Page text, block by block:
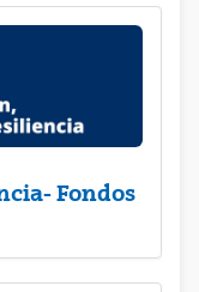
Fondos